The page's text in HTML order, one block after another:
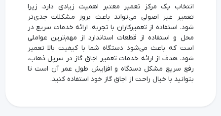
انتخاب یک مرکز تعمیر معتبر اهمیت زیادی دارد، زیرا
تعمیر غیر اصولی می‌تواند باعث بروز مشکلات جدی‌تر
شود. استفاده از تعمیرکاران با تجربه، ارائه خدمات سریع در
محل و استفاده از قطعات استاندارد از مهم‌ترین عواملی
است که باعث می‌شود دستگاه شما با کیفیت بالا تعمیر
شود. هدف از ارائه خدمات تعمیر اجاق گاز در سرپل ذهاب،
رفع سریع مشکل دستگاه و افزایش طول عمر آن است تا
بتوانید با خیال راحت از اجاق گاز خود استفاده کنید.